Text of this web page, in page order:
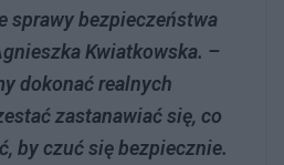
sprawy bezpieczeństwa
Kwiatkowska. –
dokonać realnych
zastanawiać się, co
by czuć się bezpiecznie.